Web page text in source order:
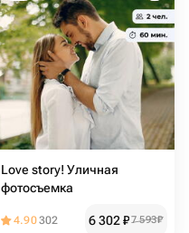
Love story! Уличная
фотосъемка
4.90302 6 302₽7 593₽